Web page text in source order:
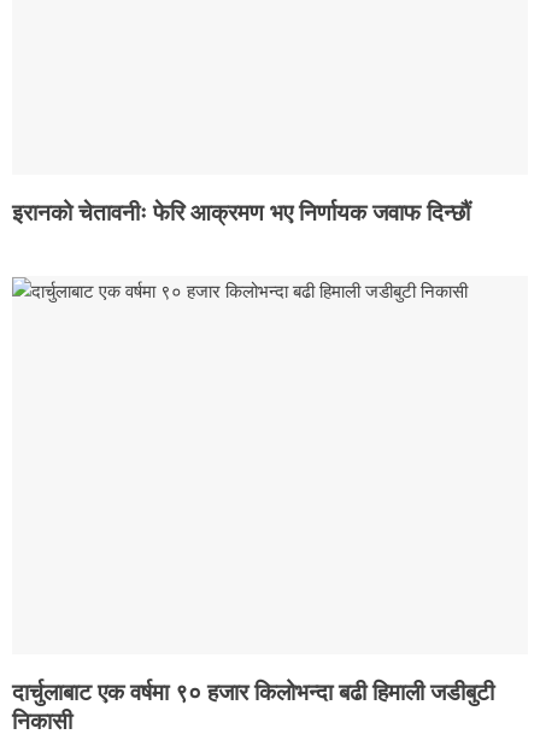
इरानको चेतावनीः फेरि आक्रमण भए निर्णायक जवाफ दिन्छौं
दार्चुलाबाट एक वर्षमा ९० हजार किलोभन्दा बढी हिमाली जडीबुटी
निकासी